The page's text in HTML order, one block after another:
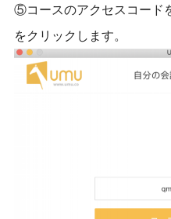
⑤コースのアクセスコード
をクリックします。